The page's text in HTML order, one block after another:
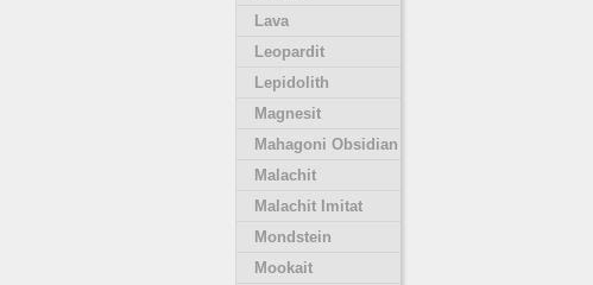
Lava
Leopardit
Lepidolith
Magnesit
Mahagoni Obsidian
Malachit
Malachit Imitat
Mondstein
Mookait